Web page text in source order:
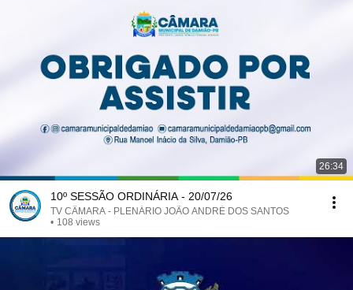
26:34
10º SESSÃO ORDINÁRIA - 20/07/26
TV CÂMARA - PLENÁRIO JOÃO ANDRÉ DOS SANTOS
• 108 views